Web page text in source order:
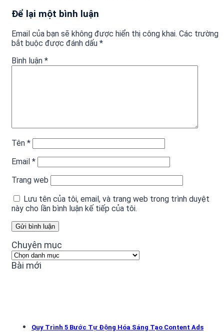
Để lại một bình luận
Email của bạn sẽ không được hiển thị công khai. Các trường
bắt buộc được đánh dấu *
Bình luận *
Tên *
Email *
Trang web
Lưu tên của tôi, email, và trang web trong trình duyệt
này cho lần bình luận kế tiếp của tôi.
Chuyên mục
Chuyên
mục
Bài mới
Quy Trình 5 Bước Tự Động Hóa Sáng Tạo Content Ads